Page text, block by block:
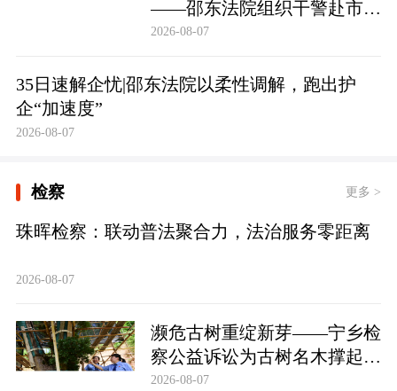
——邵东法院组织干警赴市禁
毒教育基地参观学习
2026-08-07
35日速解企忧|邵东法院以柔性调解，跑出护
企“加速度”
2026-08-07
检察 更多 >
珠晖检察：联动普法聚合力，法治服务零距离
2026-08-07
濒危古树重绽新芽——宁乡检
察公益诉讼为古树名木撑起法
治“保护伞”
2026-08-07